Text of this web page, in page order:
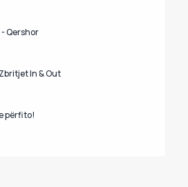
- Qershor
In & Out
përfito!